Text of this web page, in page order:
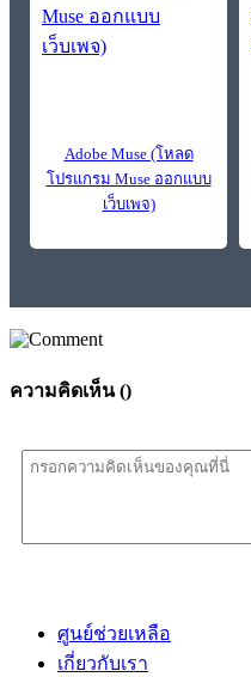
Adobe Muse (โหลด
โปรแกรม Muse ออกแบบ
เว็บเพจ)
ความคิดเห็น ()
ศูนย์ช่วยเหลือ
เกี่ยวกับเรา